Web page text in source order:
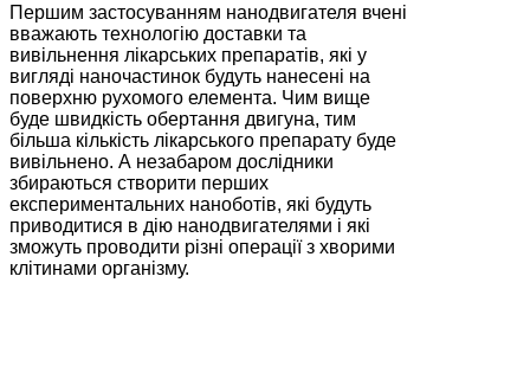
Першим застосуванням нанодвигателя вчені
вважають технологію доставки та
вивільнення лікарських препаратів, які у
вигляді наночастинок будуть нанесені на
поверхню рухомого елемента. Чим вище
буде швидкість обертання двигуна, тим
більша кількість лікарського препарату буде
вивільнено. А незабаром дослідники
збираються створити перших
експериментальних наноботів, які будуть
приводитися в дію нанодвигателями і які
зможуть проводити різні операції з хворими
клітинами організму.